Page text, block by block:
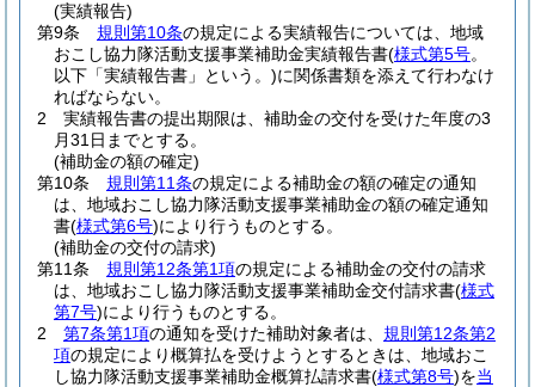
(実績報告)
第9条
規則第10条の規定による実績報告については、地域
おこし協力隊活動支援事業補助金実績報告書(様式第5号。
以下「実績報告書」という。)に関係書類を添えて行わなけ
ればならない。
2
実績報告書の提出期限は、補助金の交付を受けた年度の3
月31日までとする。
(補助金の額の確定)
第10条
規則第11条の規定による補助金の額の確定の通知
は、地域おこし協力隊活動支援事業補助金の額の確定通知
書(様式第6号)により行うものとする。
(補助金の交付の請求)
第11条
規則第12条第1項の規定による補助金の交付の請求
は、地域おこし協力隊活動支援事業補助金交付請求書(様式
第7号)により行うものとする。
2
第7条第1項の通知を受けた補助対象者は、 規則第12条第2
項の規定により概算払を受けようとするときは、地域おこ
し協力隊活動支援事業補助金概算払請求書(様式第8号)を当